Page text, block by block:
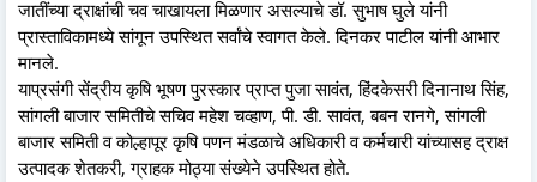
जातींच्या द्राक्षांची चव चाखायला मिळणार असल्याचे डॉ. सुभाष घुले यांनी
प्रास्ताविकामध्ये सांगून उपस्थित सर्वांचे स्वागत केले. दिनकर पाटील यांनी आभार
मानले.
याप्रसंगी सेंद्रीय कृषि भूषण पुरस्कार प्राप्त पुजा सावंत, हिंदकेसरी दिनानाथ सिंह,
सांगली बाजार समितीचे सचिव महेश चव्हाण, पी. डी. सावंत, बबन रानगे, सांगली
बाजार समिती व कोल्हापूर कृषि पणन मंडळाचे अधिकारी व कर्मचारी यांच्यासह द्राक्ष
उत्पादक शेतकरी, ग्राहक मोठ्या संख्येने उपस्थित होते.